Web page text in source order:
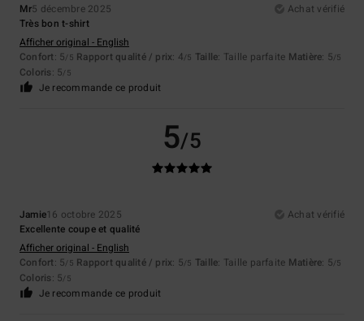
Mr5 décembre 2025
Achat vérifié
Très bon t-shirt
Afficher original - English
Confort: 5/5 Rapport qualité / prix: 4/5 Taille: Taille parfaite Matière: 5/5
Coloris: 5/5
Je recommande ce produit
5/5
Jamie16 octobre 2025
Achat vérifié
Excellente coupe et qualité
Afficher original - English
Confort: 5/5 Rapport qualité / prix: 5/5 Taille: Taille parfaite Matière: 5/5
Coloris: 5/5
Je recommande ce produit